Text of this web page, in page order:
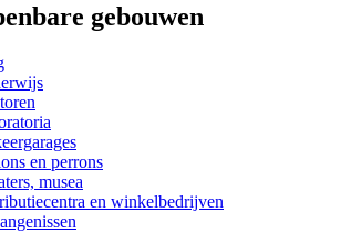
gebouwen
en perrons
musea
en winkelbedrijven